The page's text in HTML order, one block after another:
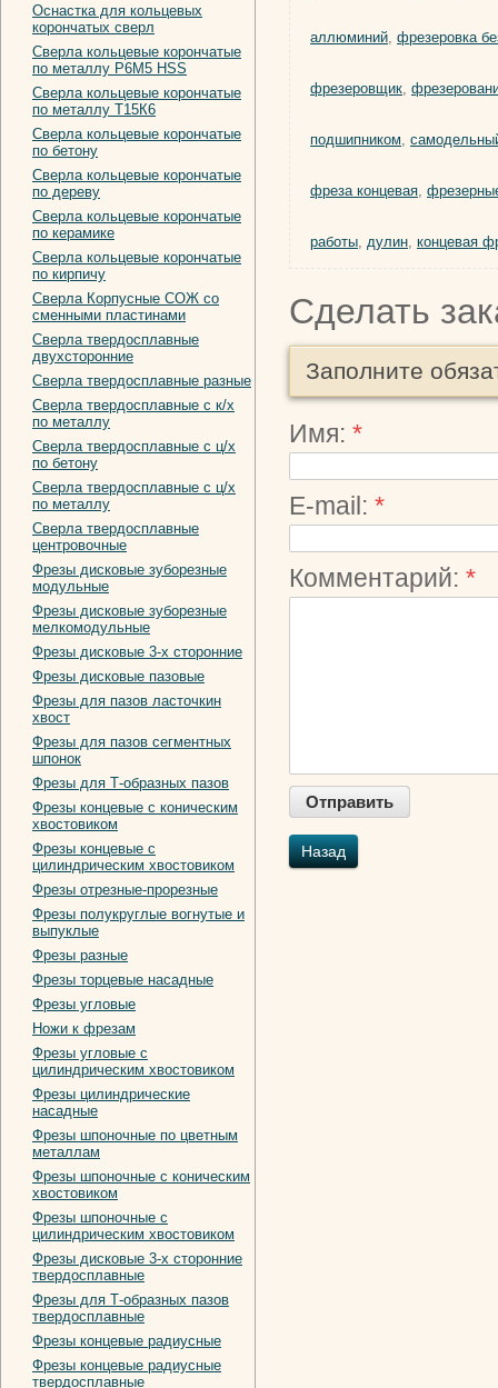
Оснастка для кольцевых
корончатых сверл
Сверла кольцевые корончатые
по металлу Р6М5 HSS
Сверла кольцевые корончатые
по металлу Т15К6
Сверла кольцевые корончатые
по бетону
Сверла кольцевые корончатые
по дереву
Сверла кольцевые корончатые
по керамике
Сверла кольцевые корончатые
по кирпичу
Сверла Корпусные СОЖ со
сменными пластинами
Сверла твердосплавные
двухсторонние
Сверла твердосплавные разные
Сверла твердосплавные с к/х
по металлу
Сверла твердосплавные с ц/х
по бетону
Сверла твердосплавные с ц/х
по металлу
Сверла твердосплавные
центровочные
Фрезы дисковые зуборезные
модульные
Фрезы дисковые зуборезные
мелкомодульные
Фрезы дисковые 3-х сторонние
Фрезы дисковые пазовые
Фрезы для пазов ласточкин
хвост
Фрезы для пазов сегментных
шпонок
Фрезы для Т-образных пазов
Фрезы концевые с коническим
хвостовиком
Фрезы концевые с
цилиндрическим хвостовиком
Фрезы отрезные-прорезные
Фрезы полукруглые вогнутые и
выпуклые
Фрезы разные
Фрезы торцевые насадные
Фрезы угловые
Ножи к фрезам
Фрезы угловые с
цилиндрическим хвостовиком
Фрезы цилиндрические
насадные
Фрезы шпоночные по цветным
металлам
Фрезы шпоночные с коническим
хвостовиком
Фрезы шпоночные с
цилиндрическим хвостовиком
Фрезы дисковые 3-х сторонние
твердосплавные
Фрезы для Т-образных пазов
твердосплавные
Фрезы концевые радиусные
Фрезы концевые радиусные
твердосплавные
аллюминий фрезеровка
фрезеровщик
подшипником
фреза концевая
работы дулин концевая
Сделать
Заполните
Имя: *
E-mail: *
Комментарий: *
Назад